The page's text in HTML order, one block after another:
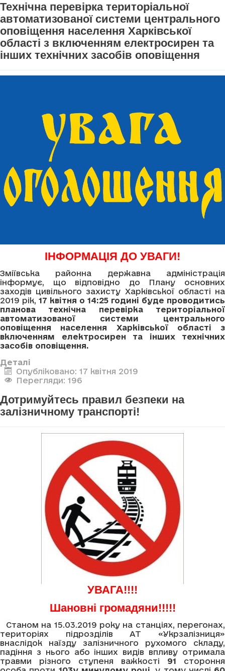
Технічна перевірка територіальної
автоматизованої системи центрального
оповіщення населення Харківської
області з включенням електросирен та
інших технічних засобів оповіщення
ІНФОРМАЦІЯ ДО УВАГИ!
Зміївська районна державна адміністрація
інформує, що відповідно до Плану основних
заходів цивільного захисту Харківської області на
2019 рік, 17 квітня о 14:25 годині буде проводитись
планова технічна перевірка територіальної
автоматизованої системи центрального
оповіщення населення Харківської області з
включенням електросирен та інших технічних
засобів оповіщення.
Деталі
Опубліковано: 17 квітня 2019
Перегляди: 196
Дотримуйтесь правил безпеки на
залізничному транспорті!
УВАГА!!!!
Шановні громадяни!!!!!
Станом на 15.03.2019 року на станціях, перегонах,
територіях підрозділів АТ «Укрзалізниця»
внаслідок наїзду залізничного рухомого складу,
падіння з нього або інших видів впливу отримала
травми різного ступеня важкості 91 стороння